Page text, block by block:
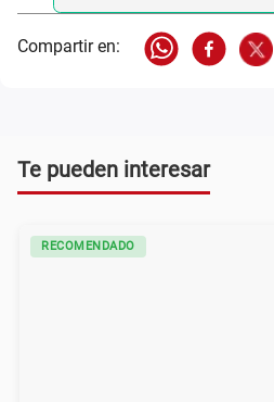
Te pueden interesar
RECOMENDADO